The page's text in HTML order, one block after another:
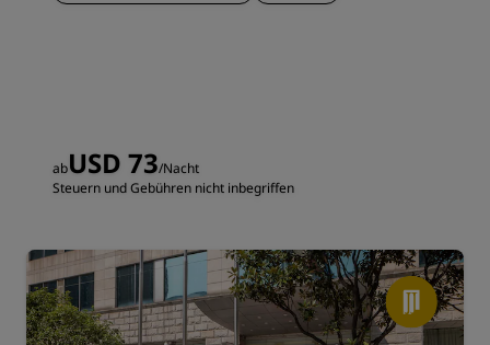
abUSD 73/Nacht
Steuern und Gebühren nicht inbegriffen